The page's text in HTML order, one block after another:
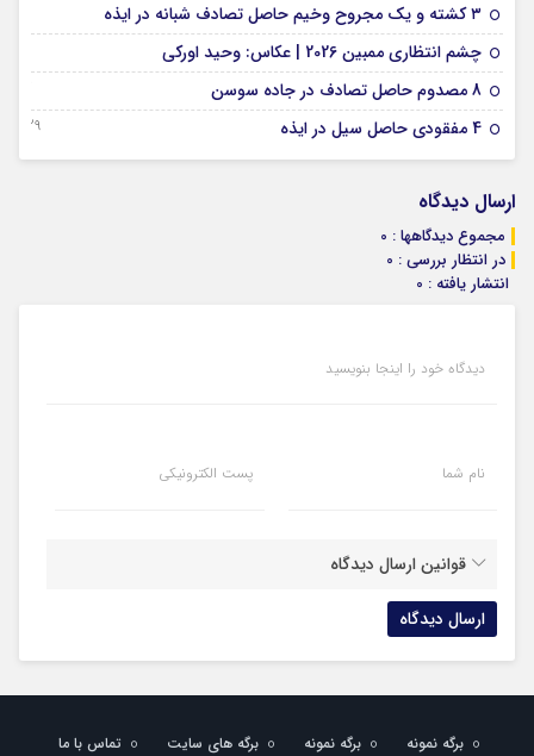
۳ کشته و یک مجروح وخیم حاصل تصادف شبانه در ایذه
چشم انتظاری ممبین 2026 | عکاس: وحید اورکی
8 مصدوم حاصل تصادف در جاده سوسن
4 مفقودی حاصل سیل در ایذه 29 دسامبر 2025
ارسال دیدگاه
مجموع دیدگاهها : 0
در انتظار بررسی : 0
انتشار یافته : 0
دیدگاه خود را اینجا بنویسید
نام شما پست الکترونیکی
قوانین ارسال دیدگاه
برگه نمونه برگه نمونه برگه های سایت تماس با ما